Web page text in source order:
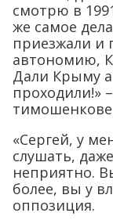
смотрю в
же самое
приезжали и
автономию,
Дали Крыму
проходили!»
«Сергей, у
слушать,
неприятно.
более, вы у
оппозиция.